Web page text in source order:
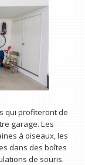
qui profiteront de
garage. Les
à oiseaux, les
dans des boîtes
de souris.